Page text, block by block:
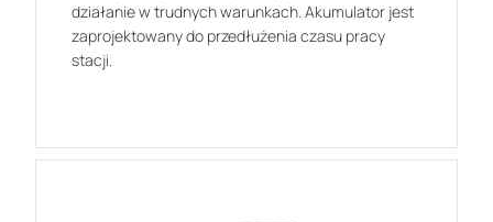
działanie w trudnych warunkach. Akumulator jest
zaprojektowany do przedłużenia czasu pracy
stacji.